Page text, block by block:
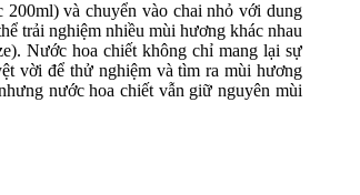
và chuyển vào chai nhỏ với dung
trải nghiệm nhiều mùi hương khác nhau
Nước hoa chiết không chỉ mang lại sự
vời để thử nghiệm và tìm ra mùi hương
nước hoa chiết vẫn giữ nguyên mùi